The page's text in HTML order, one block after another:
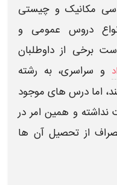
مکانیکو چیستی
دروس عمومی و
برخی از داوطلبان
و سراسری، به رشته
اما درس های موجود
و همین امر در
از تحصیل آن ها